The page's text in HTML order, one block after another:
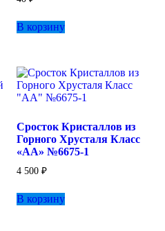
В корзину
Сросток Кристаллов из
Горного Хрусталя Класс
«АА» №6675-1
4 500 ₽
В корзину